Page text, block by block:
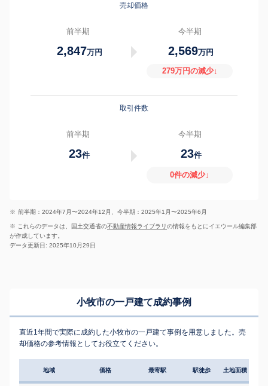
売却価格
前半期
2,847万円
今半期
2,569万円
279万円の減少↓
取引件数
前半期
23件
今半期
23件
0件の減少↓
※ 前半期：2024年7月〜2024年12月、今半期：2025年1月〜2025年6月
※ これらのデータは、国土交通省の不動産情報ライブラリの情報をもとにイエウール編集部
が作成しています。
データ更新日: 2025年10月29日
小牧市の一戸建て成約事例
直近1年間で実際に成約した小牧市の一戸建て事例を用意しました。売
却価格の参考情報としてお役立てください。
地域 価格 最寄駅 駅徒歩 土地面積